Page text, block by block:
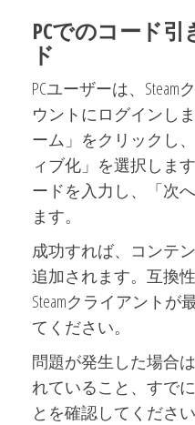
PCでのコード
ド
PCユーザーは、
ウントにログインし
ーム」をクリックし
ィブ化」を選択しま
ードを入力し、「次
ます。
成功すれば、コンテ
追加されます。互換
Steamクライアントが
てください。
問題が発生した場合
れていること、すで
とを確認してくださ